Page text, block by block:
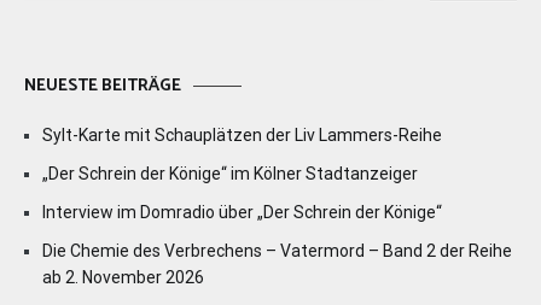
NEUESTE BEITRÄGE
Sylt-Karte mit Schauplätzen der Liv Lammers-Reihe
„Der Schrein der Könige“ im Kölner Stadtanzeiger
Interview im Domradio über „Der Schrein der Könige“
Die Chemie des Verbrechens – Vatermord – Band 2 der Reihe
ab 2. November 2026